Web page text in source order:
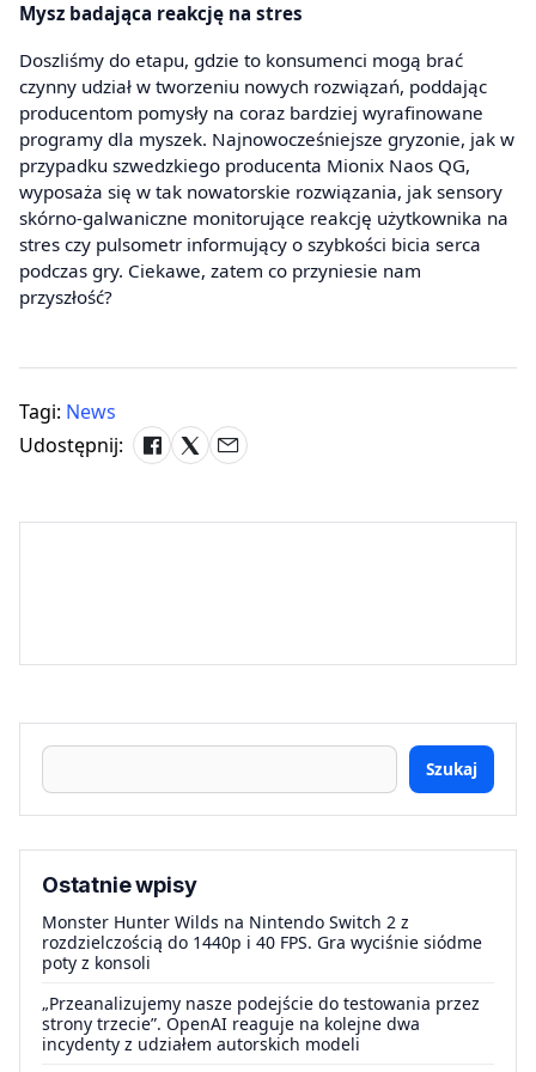
Mysz badająca reakcję na stres
Doszliśmy do etapu, gdzie to konsumenci mogą brać
czynny udział w tworzeniu nowych rozwiązań, poddając
producentom pomysły na coraz bardziej wyrafinowane
programy dla myszek. Najnowocześniejsze gryzonie, jak w
przypadku szwedzkiego producenta Mionix Naos QG,
wyposaża się w tak nowatorskie rozwiązania, jak sensory
skórno-galwaniczne monitorujące reakcję użytkownika na
stres czy pulsometr informujący o szybkości bicia serca
podczas gry. Ciekawe, zatem co przyniesie nam
przyszłość?
Tagi: News
Udostępnij:
Szukaj
Ostatnie wpisy
Monster Hunter Wilds na Nintendo Switch 2 z
rozdzielczością do 1440p i 40 FPS. Gra wyciśnie siódme
poty z konsoli
„Przeanalizujemy nasze podejście do testowania przez
strony trzecie”. OpenAI reaguje na kolejne dwa
incydenty z udziałem autorskich modeli